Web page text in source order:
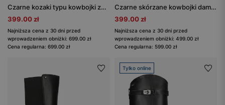
Czarne kozaki typu kowbojki ze skóry licowej
399.00 zł
Najniższa cena z 30 dni przed
wprowadzeniem obniżki: 699.00 zł
Cena regularna: 699.00 zł
Czarne skórzane kowbojki damskie na jesień
399.00 zł
Najniższa cena z 30 dni przed
wprowadzeniem obniżki: 499.00 zł
Cena regularna: 599.00 zł
Tylko online